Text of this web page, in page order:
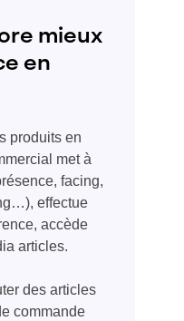
mieux
en
produits en
met à
facing,
effectue
accède
articles.
des articles
commande